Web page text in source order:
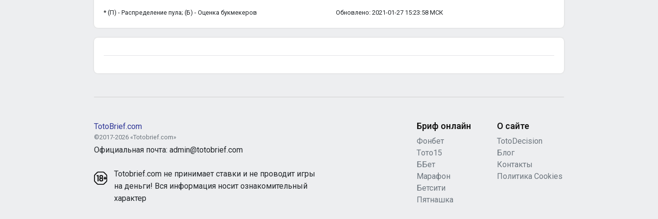
* (П) - Распределение пула; (Б) - Оценка букмекеров Обновлено: 2021-01-27 15:23:58 МСК
TotoBrief.com
©2017-2026 «Totobrief.com»
Официальная почта: admin@totobrief.com
Totobrief.com не принимает ставки и не проводит игры
на деньги! Вся информация носит ознакомительный
характер
Бриф онлайн
Фонбет
Tото15
ББет
Марафон
Бетсити
Пятнашка
О сайте
TotoDecision
Блог
Контакты
Политика Cookies